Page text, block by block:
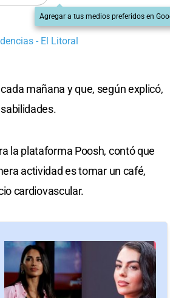
Agregar a tus medios preferidos en
- El Litoral
mañana y que, según explicó,
la plataforma Poosh, contó que
actividad es tomar un café,
cardiovascular.